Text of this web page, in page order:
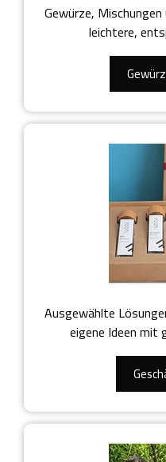
Gewürze,
leichtere,
Ausgewählte
eigene Ideen mit